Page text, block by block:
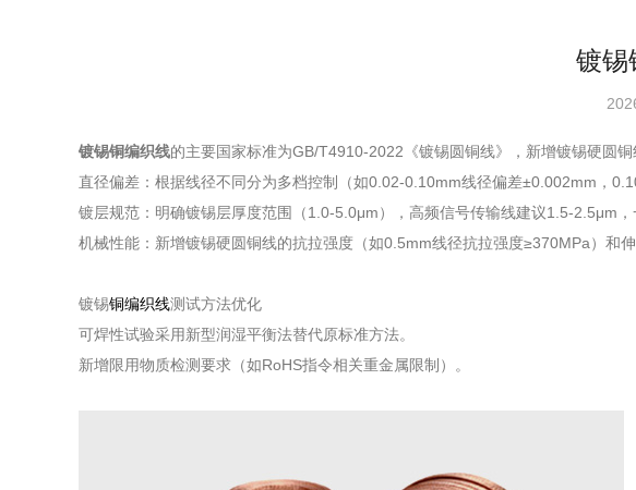
镀锡
镀锡铜编织线的主要国家标准为GB/T4910-2022《镀锡圆铜线》‌，新增镀锡硬圆
直径偏差‌：根据线径不同分为多档控制（如0.02-0.10mm线径偏差±0.002mm，
镀层规范‌：明确镀锡层厚度范围（1.0-5.0μm），高频信号传输线建议1.5-2.5μm，
机械性能‌：新增镀锡硬圆铜线的抗拉强度（如0.5mm线径抗拉强度≥370MPa）和伸
‌镀锡铜编织线测试方法优化‌
可焊性试验采用新型润湿平衡法替代原标准方法。
新增限用物质检测要求（如RoHS指令相关重金属限制）。